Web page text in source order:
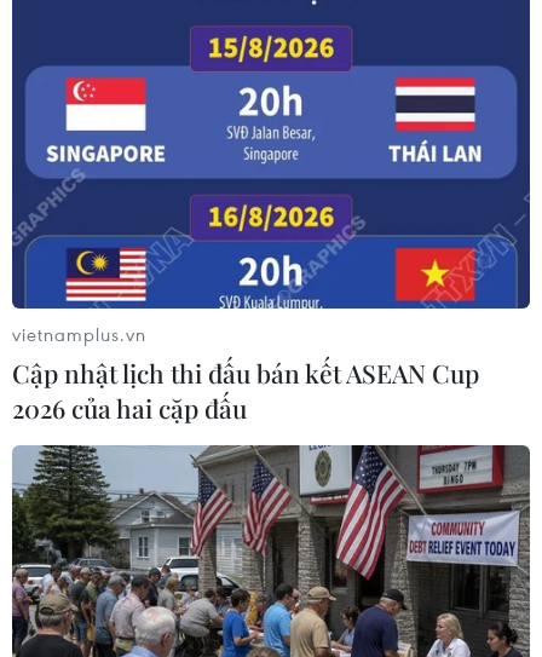
TIN LIÊN QUAN
Paralympic 2024: Niềm hy vọng lớn nhất
của Thể thao Việt Nam xuất trận
vietnamplus.vn
Cập nhật lịch thi đấu bán kết ASEAN Cup
2026 của hai cặp đấu